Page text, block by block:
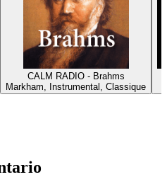
CALM RADIO - Brahms
Markham, Instrumental, Classique